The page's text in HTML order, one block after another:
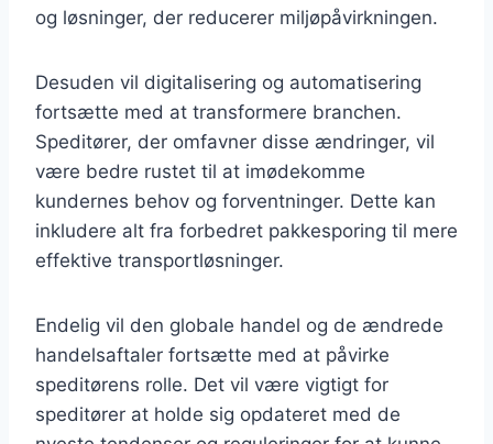
og løsninger, der reducerer miljøpåvirkningen.
Desuden vil digitalisering og automatisering
fortsætte med at transformere branchen.
Speditører, der omfavner disse ændringer, vil
være bedre rustet til at imødekomme
kundernes behov og forventninger. Dette kan
inkludere alt fra forbedret pakkesporing til mere
effektive transportløsninger.
Endelig vil den globale handel og de ændrede
handelsaftaler fortsætte med at påvirke
speditørens rolle. Det vil være vigtigt for
speditører at holde sig opdateret med de